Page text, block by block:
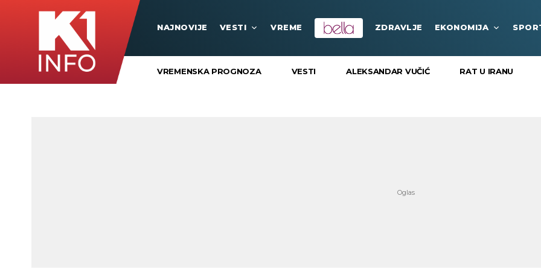
NAJNOVIJE VESTI VREME ZDRAVLJE EKONOMIJA
VREMENSKA PROGNOZA VESTI ALEKSANDAR VUČIĆ RAT U IRANU